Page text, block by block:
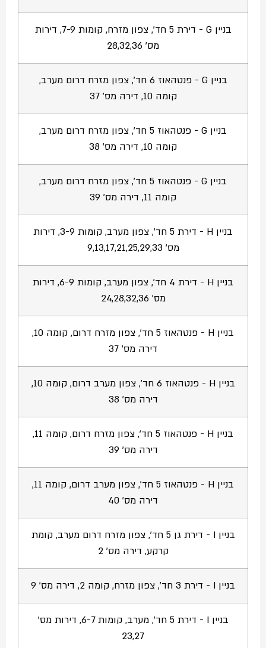
בניין G - דירת 5 חד', צפון מזרח, קומות 7-9, דירות
מס' 28,32,36
בניין G - פנטהאוז 6 חד', צפון מזרח דרום מערב,
קומה 10, דירה מס' 37
בניין G - פנטהאוז 5 חד', צפון מזרח דרום מערב,
קומה 10, דירה מס' 38
בניין G - פנטהאוז 5 חד', צפון מזרח דרום מערב,
קומה 11, דירה מס' 39
בניין H - דירת 5 חד', צפון מערב, קומות 3-9, דירות
מס' 9,13,17,21,25,29,33
בניין H - דירת 4 חד', צפון מערב, קומות 6-9, דירות
מס' 24,28,32,36
בניין H - פנטהאוז 5 חד', צפון מזרח דרום, קומה 10,
דירה מס' 37
בניין H - פנטהאוז 6 חד', צפון מערב דרום, קומה 10,
דירה מס' 38
בניין H - פנטהאוז 5 חד', צפון מזרח דרום, קומה 11,
דירה מס' 39
בניין H - פנטהאוז 5 חד', צפון מערב דרום, קומה 11,
דירה מס' 40
בניין I - דירת גן 5 חד', צפון מזרח דרום מערב, קומת
קרקע, דירה מס' 2
בניין I - דירת 3 חד', צפון מזרח, קומה 2, דירה מס' 9
בניין I - דירת 5 חד', מערב, קומות 6-7, דירות מס'
23,27